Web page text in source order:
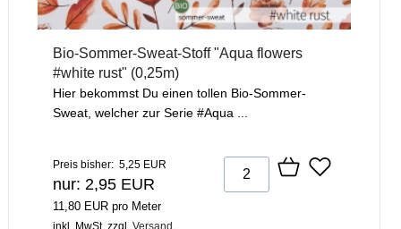
Bio-Sommer-Sweat-Stoff "Aqua flowers
#white rust" (0,25m)
Hier bekommst Du einen tollen Bio-Sommer-
Sweat, welcher zur Serie #Aqua ...
Preis bisher: 5,25 EUR
nur: 2,95 EUR
11,80 EUR pro Meter